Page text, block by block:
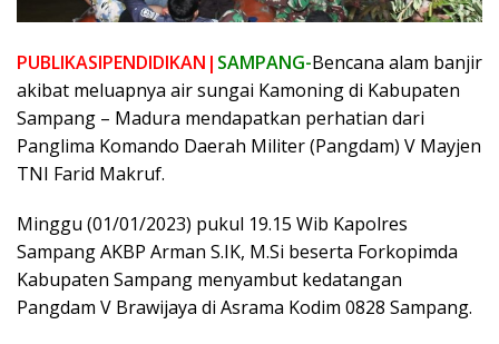
PUBLIKASIPENDIDIKAN| SAMPANG-Bencana alam banjir
akibat meluapnya air sungai Kamoning di Kabupaten
Sampang – Madura mendapatkan perhatian dari
Panglima Komando Daerah Militer (Pangdam) V Mayjen
TNI Farid Makruf.
Minggu (01/01/2023) pukul 19.15 Wib Kapolres
Sampang AKBP Arman S.IK, M.Si beserta Forkopimda
Kabupaten Sampang menyambut kedatangan
Pangdam V Brawijaya di Asrama Kodim 0828 Sampang.